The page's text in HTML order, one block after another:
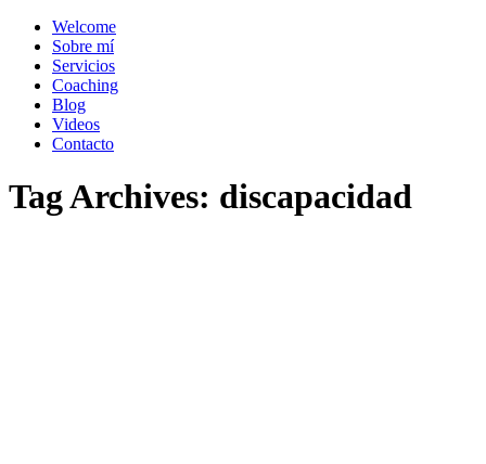
Welcome
Sobre mí
Servicios
Coaching
Blog
Videos
Contacto
Tag Archives: discapacidad